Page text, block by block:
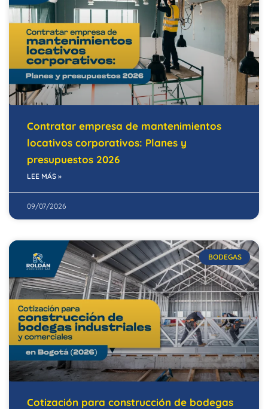
Contratar empresa de mantenimientos
locativos corporativos: Planes y
presupuestos 2026
LEE MÁS »
09/07/2026
BODEGAS
Cotización para construcción de bodegas